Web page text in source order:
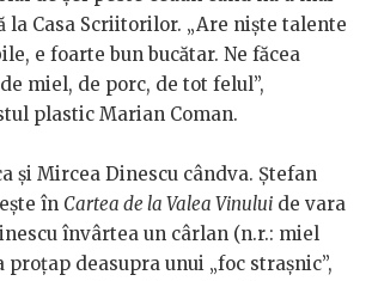
la Casa Scriitorilor. „Are niște talente
e foarte bun bucătar. Ne făcea
miel, de porc, de tot felul”,
plastic Marian Coman.
și Mircea Dinescu cândva. Ștefan
în Cartea de la Valea Vinului de vara
învârtea un cârlan (n.r.: miel
proțap deasupra unui „foc strașnic”,